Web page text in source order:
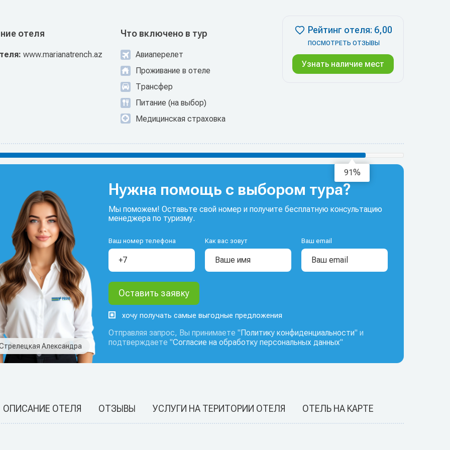
отеля
www.marianatrench.az
Что включено в тур
Авиаперелет
Проживание в отеле
Трансфер
Питание (на выбор)
Медицинская страховка
ПОСМОТРЕТЬ ОТЗЫВЫ
Рейтинг отеля: 6,00
Узнать наличие мест
95%
Александра
Нужна помощь с выбором тура?
Мы поможем! Оставьте свой номер и получите бесплатную консультацию
менеджера по туризму.
Ваш номер телефона Как вас зовут Ваш email
хочу получать самые выгодные предложения
Отправляя запрос, Вы принимаете " Политику конфиденциальности" и
подтверждаете "Согласие на обработку персональных данных"
ОПИСАНИЕ ОТЕЛЯ ОТЗЫВЫ УСЛУГИ НА ТЕРИТОРИИ ОТЕЛЯ ОТЕЛЬ НА КАРТЕ